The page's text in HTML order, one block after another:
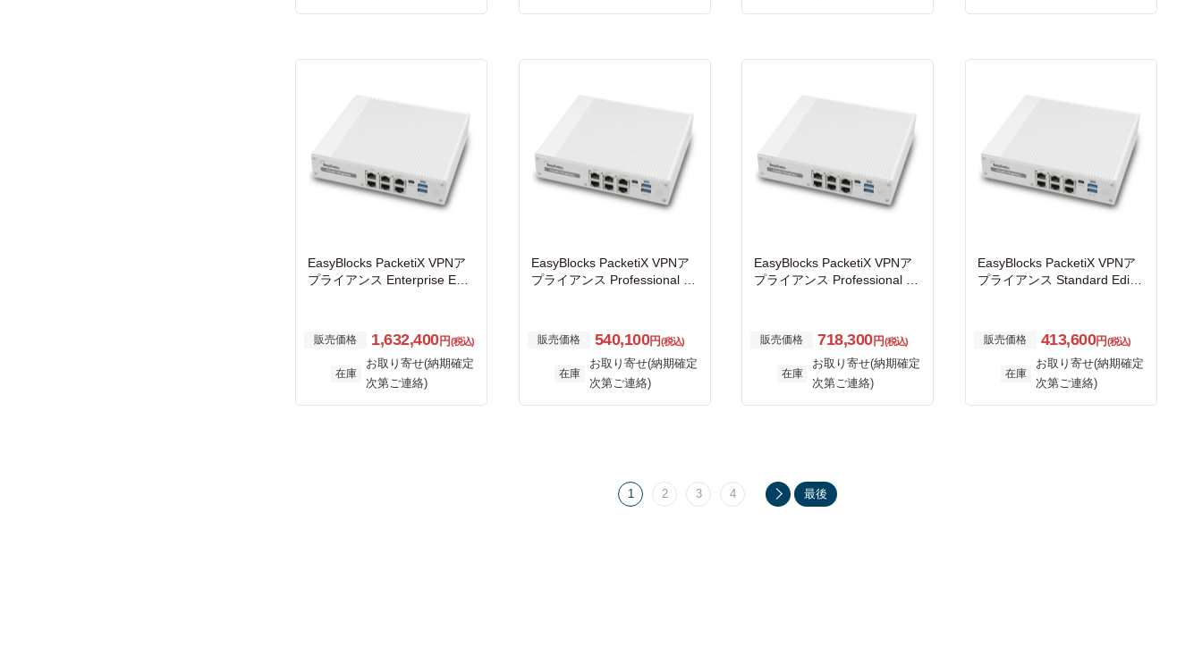
EasyBlocks PacketiX VPNア
プライアンス Enterprise Editi
販売価格 1,632,400円(税込)
在庫
お取り寄せ(納期確定
次第ご連絡)
EasyBlocks PacketiX VPNア
プライアンス Professional Ed
販売価格 540,100円(税込)
在庫
お取り寄せ(納期確定
次第ご連絡)
EasyBlocks PacketiX VPNア
プライアンス Professional Ed
販売価格 718,300円(税込)
在庫
お取り寄せ(納期確定
次第ご連絡)
EasyBlocks PacketiX VPNア
プライアンス Standard Editio
販売価格 413,600円(税込)
在庫
お取り寄せ(納期確定
次第ご連絡)
1 2 3 4 最後